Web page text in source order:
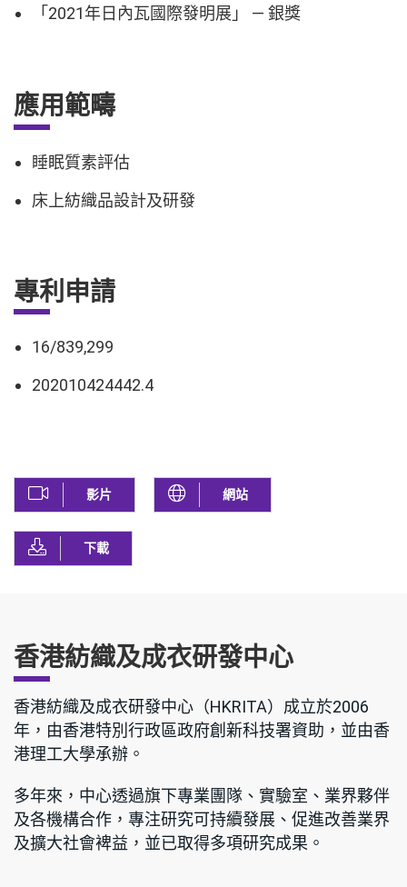
「2021年日內瓦國際發明展」 — 銀獎
應用範疇
睡眠質素評估
床上紡織品設計及研發
專利申請
16/839,299
202010424442.4
影片 網站
下載
香港紡織及成衣研發中心
香港紡織及成衣研發中心（HKRITA）成立於2006
年，由香港特別行政區政府創新科技署資助，並由香
港理工大學承辦。
多年來，中心透過旗下專業團隊、實驗室、業界夥伴
及各機構合作，專注研究可持續發展、促進改善業界
及擴大社會裨益，並已取得多項研究成果。